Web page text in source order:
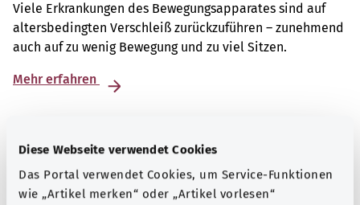
Diese Webseite verwendet Cookies
Das Portal verwendet Cookies, um Service-Funktionen
wie „Artikel merken“ oder „Artikel vorlesen“
Viele Erkrankungen des Bewegungsapparates sind auf
altersbedingten Verschleiß zurückzuführen – zunehmend
auch auf zu wenig Bewegung und zu viel Sitzen.
Mehr erfahren